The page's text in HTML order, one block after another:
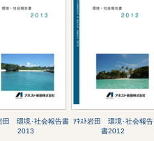
田 環境･社会報告書
2013
ｱﾈｽﾄ岩田 環境･社会報告
書2012